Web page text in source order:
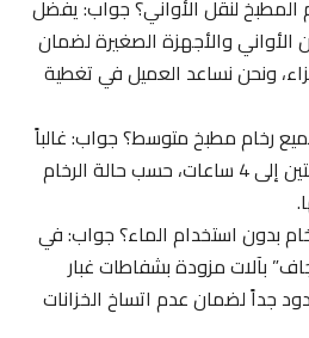
لنقل الأواني؟ جواب: يفضل
والأجهزة الصغيرة لضمان
ونحن نساعد العميل في تغطية
مطبخ متوسط؟ جواب: غالباً
ما يستغرق العمل من ساعتين إلى 4 ساعات، حسب حالة الرخام
استخدام الماء؟ جواب: في
بآلات مزودة بشفاطات غبار
جداً لضمان عدم اتساخ الخزانات